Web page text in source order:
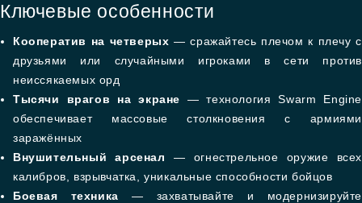
Ключевые особенности
Кооператив на четверых — сражайтесь плечом к плечу с
друзьями или случайными игроками в сети против
неиссякаемых орд
Тысячи врагов на экране — технология Swarm Engine
обеспечивает массовые столкновения с армиями
заражённых
Внушительный арсенал
— огнестрельное оружие всех
калибров, взрывчатка, уникальные способности бойцов
Боевая техника — захватывайте и модернизируйте